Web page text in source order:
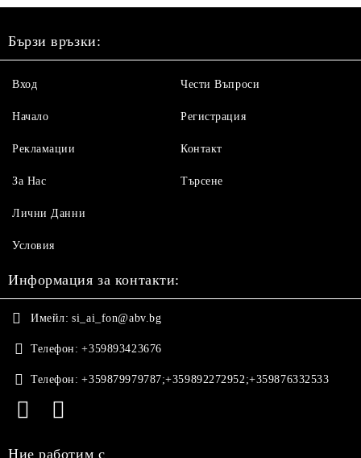
Бързи връзки:
Вход
Начало
Рекламации
За Нас
Чести Въпроси
Регистрация
Контакт
Търсене
Лични Данни
Условия
Информация за контакти:
Имейл: si_ai_fon@abv.bg
Телефон: +359893423676
Телефон: +359879979787;+359892272952;+359876332533
Ние работим с